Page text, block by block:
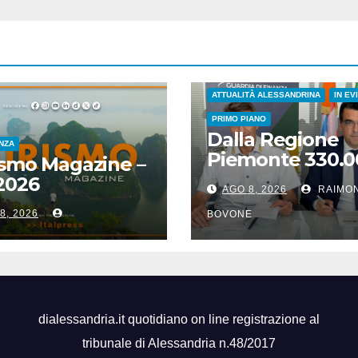
Magazine –
2026
ATTUALITÀ ALESSANDRINA IN
PRIMO PIANO
Dalla Regione
Piemonte
euro per le
della Guardia di
Finanza
AGO 8, 2026
BOVONE
dialessandria.it quotidiano on line registrazione al
tribunale di Alessandria n.48/2017